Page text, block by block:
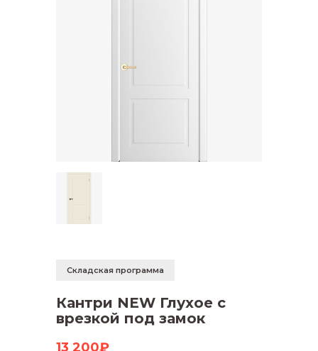
Складская программа
Кантри NEW Глухое с
врезкой под замок
13 200₽